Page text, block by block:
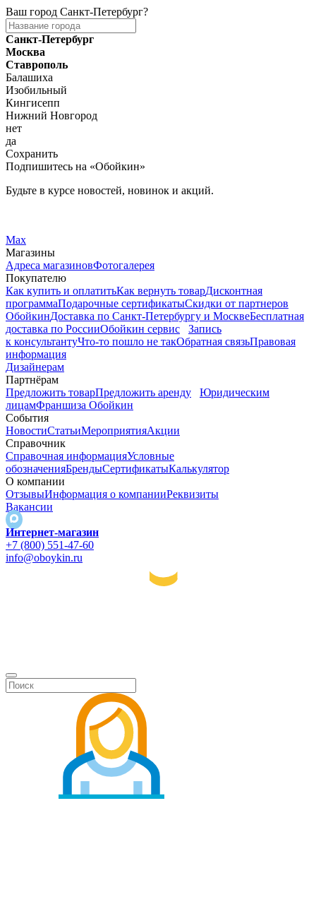
Ваш город Санкт-Петербург?
Санкт-Петербург
Москва
Ставрополь
Балашиха
Изобильный
Кингисепп
Нижний Новгород
нет
да
Сохранить
Подпишитесь на «Обойкин»
Будьте в курсе новостей, новинок и акций.
Max
Магазины
Адреса магазиновФотогалерея
Покупателю
Как купить и оплатитьКак вернуть товарДисконтная
программаПодарочные сертификатыСкидки от партнеров
ОбойкинДоставка по Санкт-Петербургу и МосквеБесплатная
доставка по РоссииОбойкин сервис
Запись
к консультантуЧто-то пошло не такОбратная связьПравовая
информация
Дизайнерам
Партнёрам
Предложить товарПредложить аренду
Юридическим
лицамФраншиза Обойкин
События
НовостиСтатьиМероприятияАкции
Справочник
Справочная информацияУсловные
обозначенияБрендыСертификатыКалькулятор
О компании
ОтзывыИнформация о компанииРеквизиты
Вакансии
Интернет-магазин
+7 (800) 551-47-60
info@oboykin.ru